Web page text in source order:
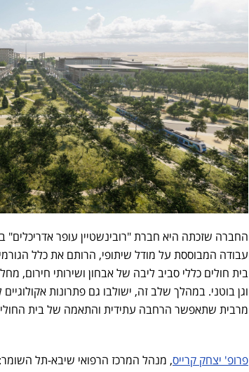
החברה שזכתה היא חברת "רובינשטיין עופר
עבודה המבוססת על מודל שיתופי, הרותם את כלל
בית חולים כללי סביב ליבה של אבחון ושירותי חירום,
וגן בוטני. במהלך שלב זה, ישולבו גם פתרונות
מרבית שתאפשר הרחבה עתידית והתאמה של בית
פרופ' יצחק קרייס, מנהל המרכז הרפואי שיבא-תל